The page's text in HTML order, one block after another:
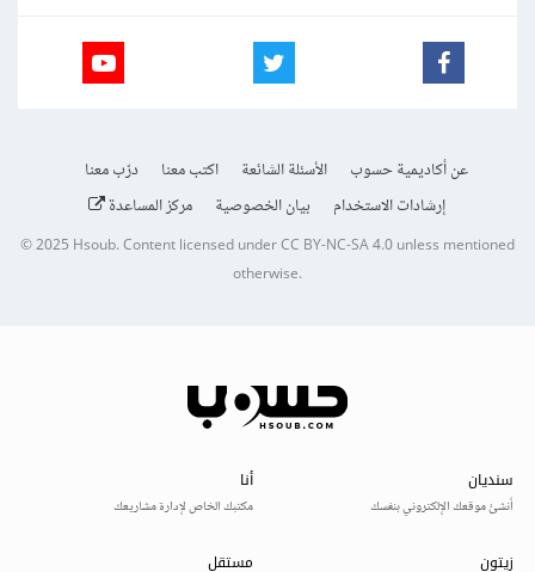
عن أكاديمية حسوب الأسئلة الشائعة اكتب معنا
درّب معنا
إرشادات الاستخدام
بيان الخصوصية مركز المساعدة
© 2025Hsoub.Content licensed underCC BY-NC-SA 4.0unless mentioned
otherwise.